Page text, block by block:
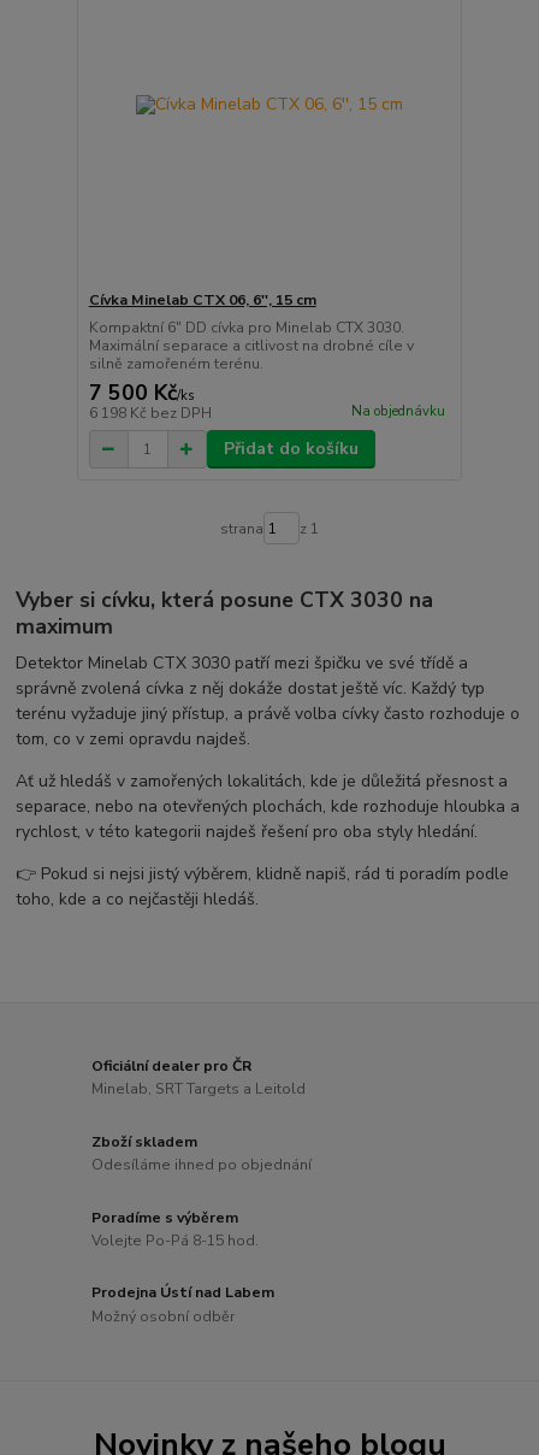
Cívka Minelab CTX 06, 6'', 15 cm
Kompaktní 6" DD cívka pro Minelab CTX 3030.
Maximální separace a citlivost na drobné cíle v
silně zamořeném terénu.
7 500 Kč/ks
6 198 Kč bez DPH Na objednávku
Přidat do košíku
strana z 1
Vyber si cívku, která posune CTX 3030 na
maximum
Detektor Minelab CTX 3030 patří mezi špičku ve své třídě a
správně zvolená cívka z něj dokáže dostat ještě víc. Každý typ
terénu vyžaduje jiný přístup, a právě volba cívky často rozhoduje o
tom, co v zemi opravdu najdeš.
Ať už hledáš v zamořených lokalitách, kde je důležitá přesnost a
separace, nebo na otevřených plochách, kde rozhoduje hloubka a
rychlost, v této kategorii najdeš řešení pro oba styly hledání.
👉 Pokud si nejsi jistý výběrem, klidně napiš, rád ti poradím podle
toho, kde a co nejčastěji hledáš.
Oficiální dealer pro ČR
Minelab, SRT Targets a Leitold
Zboží skladem
Odesíláme ihned po objednání
Poradíme s výběrem
Volejte Po-Pá 8-15 hod.
Prodejna Ústí nad Labem
Možný osobní odběr
Novinky z našeho blogu